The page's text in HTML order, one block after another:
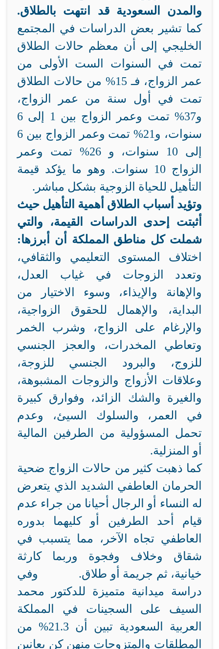
والمدن السعودية قد انتهت بالطلاق.
كما تشير بعض الدراسات في المجتمع
الخليجي إلى أن معظم حالات الطلاق
تمت في السنوات الست الأولى من
عمر الزواج، فـ 15% من حالات الطلاق
تمت في أول سنة من عمر الزواج،
و37% تمت وعمر الزواج بين 1 إلى 6
سنوات، و21% تمت وعمر الزواج بين 6
إلى 10 سنوات، و 26% تمت وعمر
الزواج 10 سنوات. وهو ما يؤكد قيمة
التأهيل للحياة الزوجية بشكل مباشر.
وتؤيد أسباب الطلاق أهمية التأهيل حيث
أثبتت إحدى الدراسات القيمة، والتي
شملت كل مناطق المملكة أن أبرزها:
اختلاف المستوى التعليمي والثقافي،
وتعدد الزوجات في غياب العدل،
والإهانة والإيذاء، وسوء الاختيار من
البداية، والإهمال للحقوق الزواجية،
والإرغام على الزواج، وشرب الخمر
وتعاطي المخدرات، والعجز الجنسي
للزوج، والبرود الجنسي للزوجة،
وعلاقات الأزواج والزوجات المشبوهة،
والغيرة والشك الزائد، وفوارق كبيرة
في العمر، والسلوك السيئ، وعدم
تحمل المسؤولية من الطرفين المالية
أو المنزلية.
كما ذهبت كثير من حالات الزواج ضحية
الحرمان العاطفي الشديد الذي يتعرض
له النساء أو الرجال أحيانا من جراء عدم
قيام أحد الطرفين أو كليهما بدوره
العاطفي تجاه الآخر، مما يتسبب في
شقاق وخلاف وفجوة وربما كارثة
خيانية، ثم جريمة أو طلاق. وفي
دراسة ميدانية متميزة للدكتور محمد
السيف على السجينات في المملكة
العربية السعودية تبين أن 21.3% من
المطلقات والمتزوجات منهن كن يعانين